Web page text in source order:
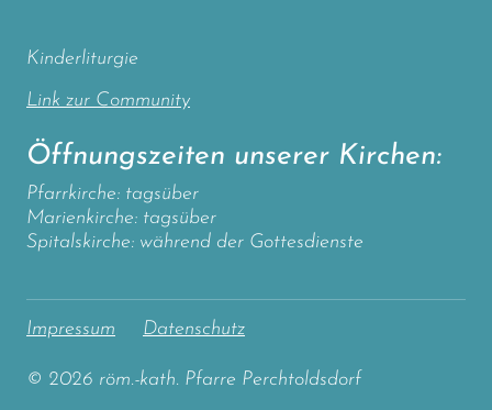
Kinderliturgie
Link zur Community
Öffnungszeiten unserer Kirchen:
Pfarrkirche: tagsüber
Marienkirche: tagsüber
Spitalskirche: während der Gottesdienste
Impressum Datenschutz
© 2026 röm.-kath. Pfarre Perchtoldsdorf